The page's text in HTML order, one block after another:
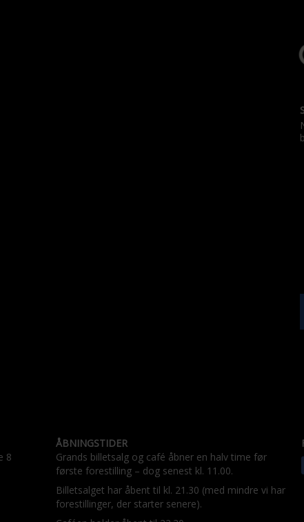
8
ÅBNINGSTIDER
Grands billetsalg og café åbner en halv time før
første forestilling – dog senest kl. 11.00.
Billetsalget har åbent til kl. 21.30 (med mindre vi har
forestillinger, der starter senere).